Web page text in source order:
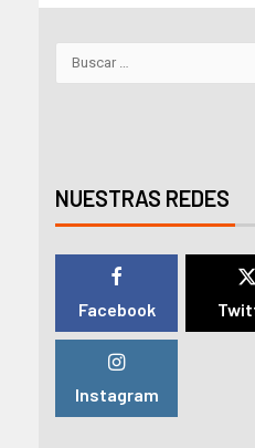
NUESTRAS REDES
Facebook
Instagram